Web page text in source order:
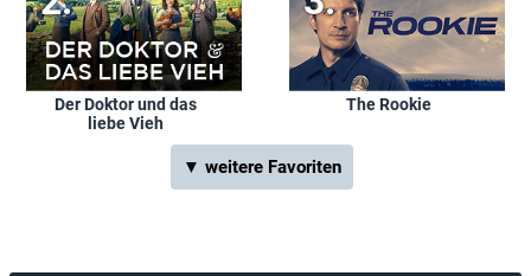
Der Doktor und das
liebe Vieh
The Rookie
▼ weitere Favoriten